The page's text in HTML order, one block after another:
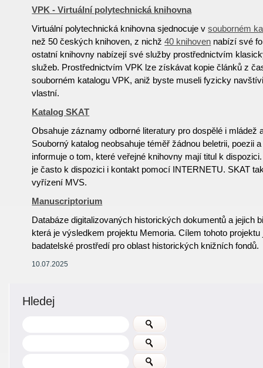
VPK - Virtuální polytechnická knihovna
Virtuální polytechnická knihovna sjednocuje vsouborném
než 50 českých knihoven, z nichž40 knihoven nabízí své
ostatní knihovny nabízejí své služby prostřednictvím
služeb. Prostřednictvím VPK lze získávat kopie článků z
souborném katalogu VPK, aniž byste museli fyzicky
vlastní.
Katalog SKAT
Obsahuje záznamy odborné literatury pro dospělé i mládež
Souborný katalog neobsahuje téměř žádnou beletrii, poezii
informuje o tom, které veřejné knihovny mají titul k
je často k dispozici i kontakt pomocí INTERNETU. SKAT
vyřízení MVS.
Manuscriptorium
Databáze digitalizovaných historických dokumentů a jejich
která je výsledkem projektu Memoria. Cílem tohoto
badatelské prostředí pro oblast historických knižních fondů.
10.07.2025
Hledej